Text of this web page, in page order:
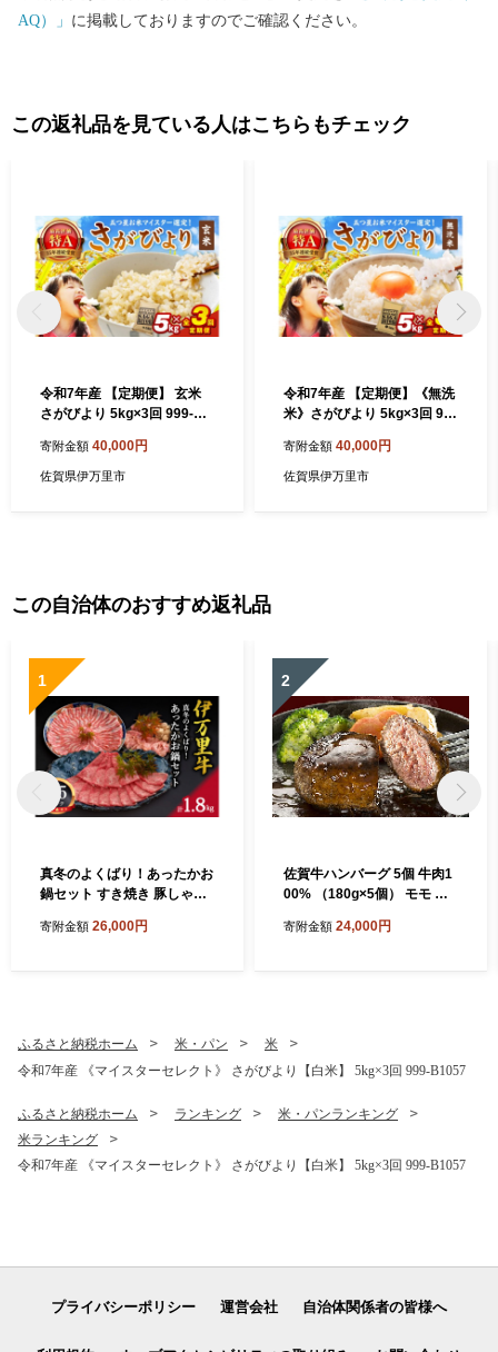
納税のサポート室業務と、ワンストップ特例申請受付業務を外部
AQ）」 に掲載しておりますのでご確認ください。
この返礼品を見ている人はこちらもチェック
令和7年産 【定期便】 玄米
さがびより 5kg×3回 999-B1
寄附金額 40,000円
佐賀県伊万里市
令和7年産 【定期便】《無洗
米》さがびより 5kg×3回 99
寄附金額 40,000円
佐賀県伊万里市
この自治体のおすすめ返礼品
1
真冬のよくばり！あったかお
鍋セット すき焼き 豚しゃぶ
寄附金額 26,000円
2
佐賀牛ハンバーグ 5個 牛肉1
00% （180g×5個） モモ ロ
97
寄附金額 24,000円
ふるさと納税ホーム 米・パン
米
令和7年産 《マイスターセレクト》 さがびより【白米】 5kg×3回 999-B1057
ふるさと納税ホーム ランキング
米・パンランキング
米ランキング
令和7年産 《マイスターセレクト》 さがびより【白米】 5kg×3回 999-B1057
プライバシーポリシー 運営会社 自治体関係者の皆様へ